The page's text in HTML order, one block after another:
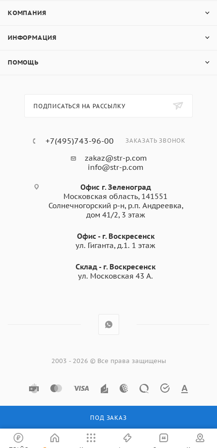
ПОД ЗАКАЗ
КОМПАНИЯ
ИНФОРМАЦИЯ
ПОМОЩЬ
ПОДПИСАТЬСЯ НА РАССЫЛКУ
+7(495)743-96-00 ЗАКАЗАТЬ ЗВОНОК
zakaz@str-p.com
info@str-p.com
Офис г. Зеленоград
Московская область, 141551
Солнечногорский р-н, р.п. Андреевка,
дом 41/2, 3 этаж
Офис - г. Воскресенск
ул. Гиганта, д.1. 1 этаж
Склад - г. Воскресенск
ул. Московская 43 А.
2003 - 2026 © Все права защищены